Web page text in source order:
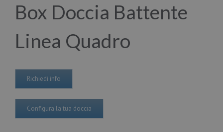
Box Doccia Battente
Linea Quadro
Richiedi info
Configura la tua doccia